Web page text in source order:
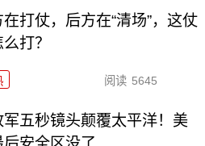
在打仗，后方在“清场”，这仗
打？
阅读 5645
军五秒镜头颠覆太平洋！美